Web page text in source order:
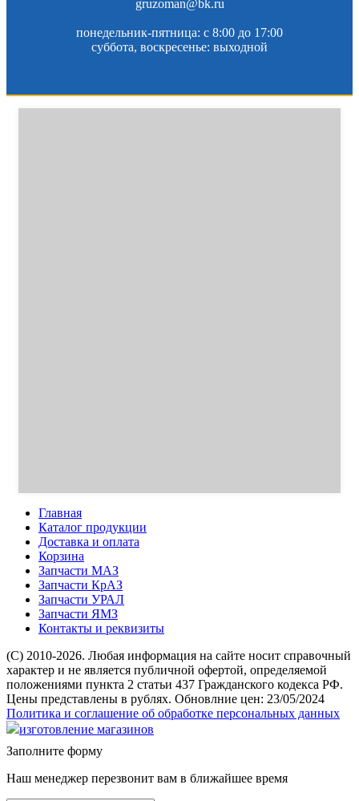
gruzoman@bk.ru
понедельник-пятница: c 8:00 до 17:00
суббота, воскресенье: выходной
Главная
Каталог продукции
Доставка и оплата
Корзина
Запчасти МАЗ
Запчасти КрАЗ
Запчасти УРАЛ
Запчасти ЯМЗ
Контакты и реквизиты
(C) 2010-2026. Любая информация на сайте носит справочный
характер и не является публичной офертой, определяемой
положениями пункта 2 статьи 437 Гражданского кодекса РФ.
Цены представлены в рублях. Обновлние цен: 23/05/2024
Политика и соглашение об обработке персональных данных
изготовление магазинов
Заполните форму
Наш менеджер перезвонит вам в ближайшее время